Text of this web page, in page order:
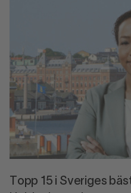
Topp 15 i Sveriges